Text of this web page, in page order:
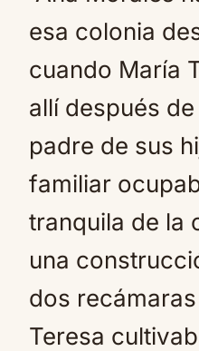
esa colonia
cuando María
allí después
padre de sus
familiar
tranquila de la
una
dos
Teresa